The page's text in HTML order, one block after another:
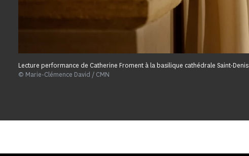
Lecture performance de Catherine Froment à la basilique cathédrale Saint-Denis
© Marie-Clémence David / CMN